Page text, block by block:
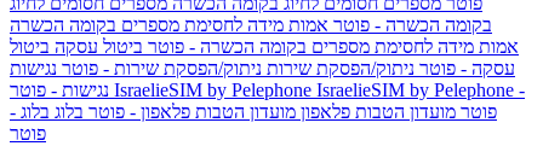
בקומה הכשרה - פוטר אמות מידה לחסימת מספרים בקומה הכשרה
אמות מידה לחסימת מספרים בקומה הכשרה - פוטר ביטול עסקה ביטול
עסקה - פוטר ניתוק/הפסקת שירות ניתוק/הפסקת שירות - פוטר נגישות
IsraelieSIM by Pelephone IsraelieSIM by Pelephone -
פוטר מועדון הטבות פלאפון מועדון הטבות פלאפון - פוטר בלוג בלוג -
פוטר